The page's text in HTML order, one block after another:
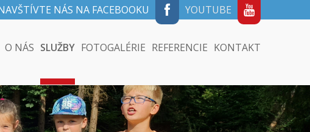
YOUTUBE
NÁS NA FACEBOOKU
KONTAKT
REFERENCIE
FOTOGALÉRIE
SLUŽBY
O NÁS